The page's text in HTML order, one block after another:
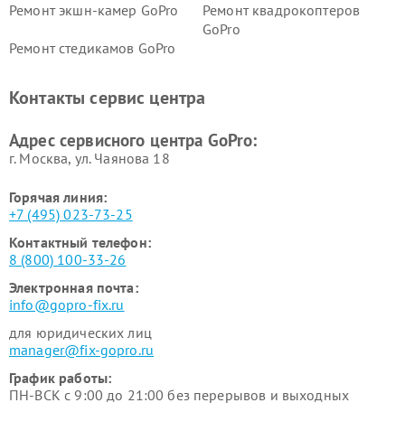
Ремонт экшн-камер GoPro
Ремонт квадрокоптеров
GoPro
Ремонт стедикамов GoPro
Контакты сервис центра
Адрес сервисного центра GoPro:
г. Москва, ул. Чаянова 18
Горячая линия:
+7 (495) 023-73-25
Контактный телефон:
8 (800) 100-33-26
Электронная почта:
info@gopro-fix.ru
для юридических лиц
manager@fix-gopro.ru
График работы:
ПН-ВСК с 9:00 до 21:00 без перерывов и выходных